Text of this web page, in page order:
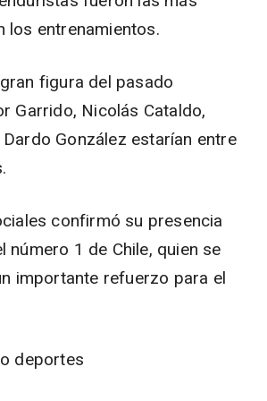
los entrenamientos.
figura del pasado
Garrido, Nicolás Cataldo,
González estarían entre
confirmó su presencia
número 1 de Chile, quien se
importante refuerzo para el
deportes